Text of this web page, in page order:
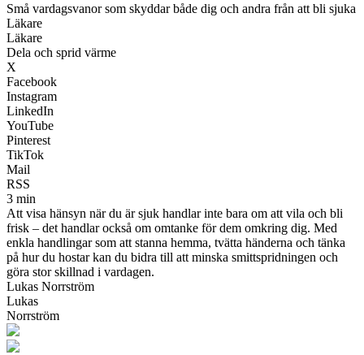
Små vardagsvanor som skyddar både dig och andra från att bli sjuka
Läkare
Läkare
Dela och sprid värme
X
Facebook
Instagram
LinkedIn
YouTube
Pinterest
TikTok
Mail
RSS
3 min
Att visa hänsyn när du är sjuk handlar inte bara om att vila och bli
frisk – det handlar också om omtanke för dem omkring dig. Med
enkla handlingar som att stanna hemma, tvätta händerna och tänka
på hur du hostar kan du bidra till att minska smittspridningen och
göra stor skillnad i vardagen.
Lukas Norrström
Lukas
Norrström